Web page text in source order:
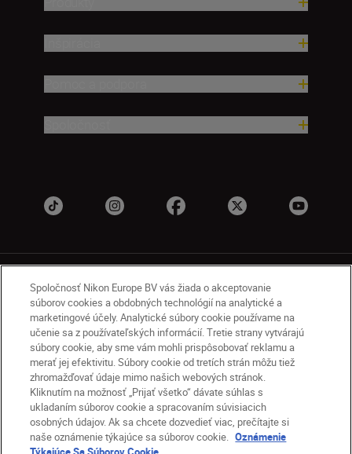
SK Nikon Sites
Kontakt
Oznámenie o ochrane osobných údajov
Podmienky používania
Nikon Store – zmluvné podmienky
Oznámenie týkajúce sa súborov cookie
Prístupnosť
Nastavenia súborov cookie
Spoločnosť Nikon Europe BV vás žiada o akceptovanie
súborov cookies a obdobných technológií na analytické a
marketingové účely. Analytické súbory cookie používame na
učenie sa z používateľských informácií. Tretie strany vytvárajú
súbory cookie, aby sme vám mohli prispôsobovať reklamu a
merať jej efektivitu. Súbory cookie od tretích strán môžu tiež
zhromažďovať údaje mimo našich webových stránok.
Kliknutím na možnosť „Prijať všetko“ dávate súhlas s
ukladaním súborov cookie a spracovaním súvisiacich
osobných údajov. Ak sa chcete dozvedieť viac, prečítajte si
naše oznámenie týkajúce sa súborov cookie. Oznámenie